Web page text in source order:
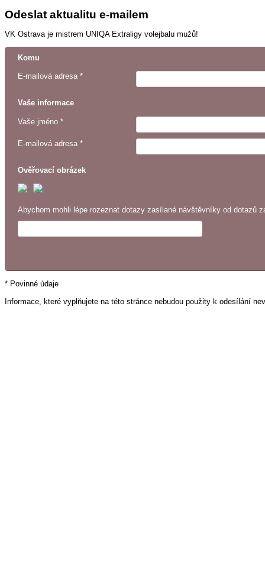
Odeslat aktualitu e-mailem
VK Ostrava je mistrem UNIQA Extraligy volejbalu mužů!
Komu
E-mailová adresa *
Vaše informace
Vaše jméno *
E-mailová adresa *
Ověřovací obrázek
Abychom mohli lépe rozeznat dotazy zasílané návštěvníky od dotazů
* Povinné údaje
Informace, které vyplňujete na této stránce nebudou použity k odesílání